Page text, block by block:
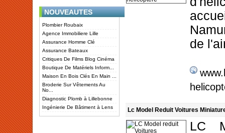
NOUVEAUTES
Plombier Roubaix
Agence Immobiliere Lille
Assurance Homme Clé
Assurance Bateaux
Critiques De Films Blog Cinéma
Boutique De Matériels Inform...
Maison En Bois Clés En Main ...
Broderie Sur Vêtements Au
No...
Diagnostic Plomb à Lillebonne
Ingénierie De Bâtiment à Lens
de
Lc Model Reduit Voitures
LC